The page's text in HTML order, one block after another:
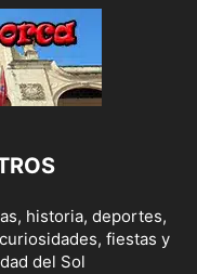
historia, deportes,
fiestas y
del Sol